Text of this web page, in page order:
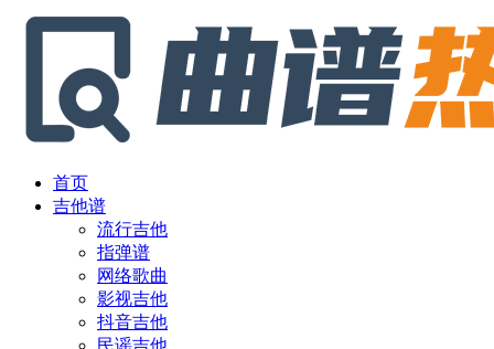
首页
吉他谱
流行吉他
指弹谱
网络歌曲
影视吉他
抖音吉他
民谣吉他